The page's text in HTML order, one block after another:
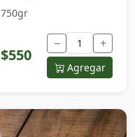
750gr
$550
− +
Agregar